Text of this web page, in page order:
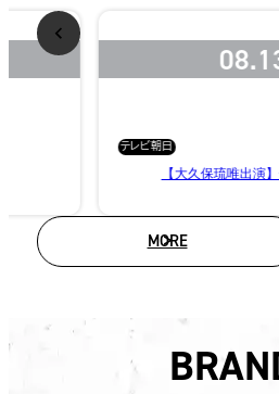
テレビ朝日
【大久保琉唯出演
MOREMEDIA